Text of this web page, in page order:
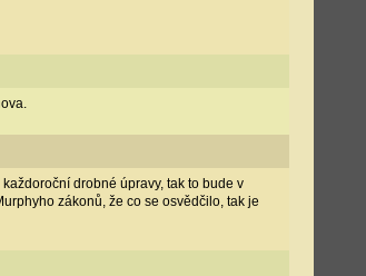
drobné úpravy, tak to bude v
zákonů, že co se osvědčilo, tak je